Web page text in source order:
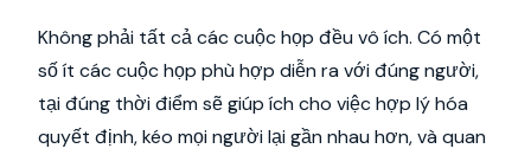
Không phải tất cả các cuộc họp đều vô ích. Có một
số ít các cuộc họp phù hợp diễn ra với đúng người,
tại đúng thời điểm sẽ giúp ích cho việc hợp lý hóa
quyết định, kéo mọi người lại gần nhau hơn, và quan